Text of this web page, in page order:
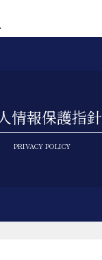
情報保護指針
PRIVACY POLICY